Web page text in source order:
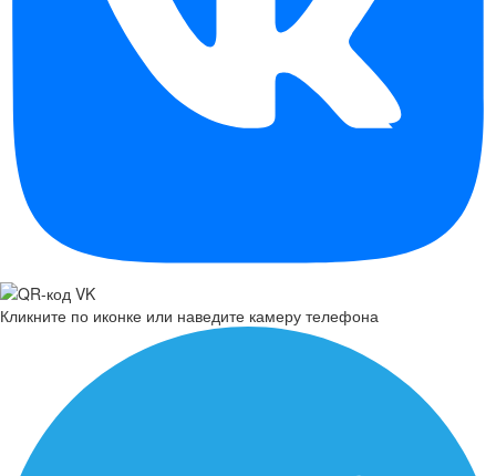
Кликните по иконке или наведите камеру телефона